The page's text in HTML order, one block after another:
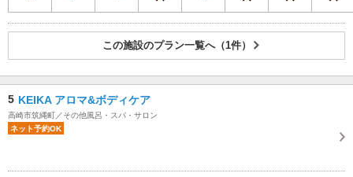
この施設のプラン一覧へ（1件）
5 KEIKA アロマ&ボディケア
高崎市筑縄町／その他風呂・スパ・サロン
ネット予約OK